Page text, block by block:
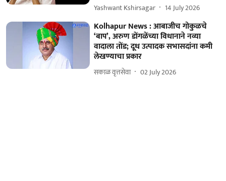
Yashwant Kshirsagar 14 July 2026
Kolhapur News : आबाजीच गोकुळचे
‘बाप’, अरुण डोंगळेंच्या विधानाने नव्या
वादाला तोंड; दूध उत्पादक सभासदांना कमी
लेखण्याचा प्रकार
सकाळ वृत्तसेवा 02 July 2026